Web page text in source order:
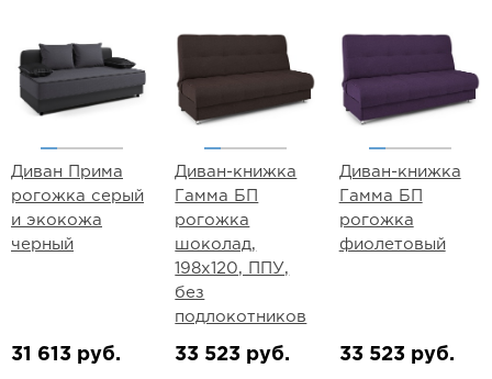
Диван Прима
рогожка серый
и экокожа
черный
31 613 руб.
Диван-книжка
Гамма БП
рогожка
шоколад,
198х120, ППУ,
без
подлокотников
33 523 руб.
Диван-книжка
Гамма БП
рогожка
фиолетовый
33 523 руб.